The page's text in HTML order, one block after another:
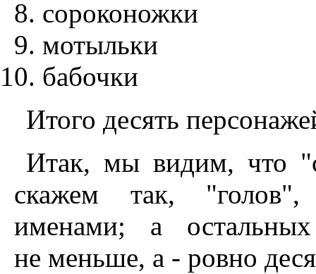
сороконожки
мотыльки
бабочки
Итого десять
Итак, мы видим, что
скажем так, "голов",
именами; а
не меньше, а - ровно